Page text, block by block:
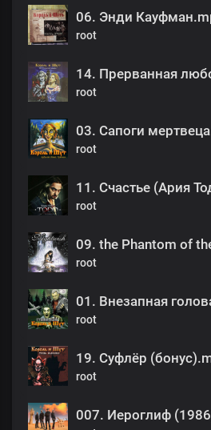
06. Энди
root
root
03. Сапоги
root
11. Счастье (Ария
root
09. the Phantom of
root
01. Внезапная
root
19. Суфлёр
root
007. Иероглиф